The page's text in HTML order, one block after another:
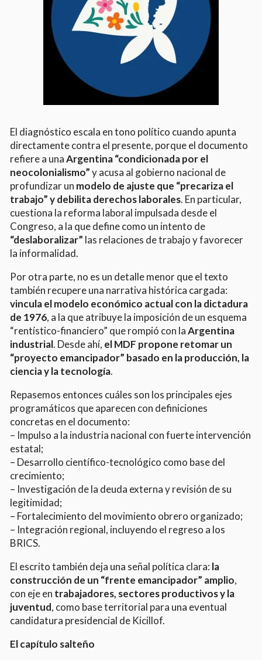
El diagnóstico escala en tono político cuando apunta
directamente contra el presente, porque el documento
refiere a unaArgentina “condicionada por el
neocolonialismo”y acusa al gobierno nacional de
profundizar un modelo de ajuste que “precariza el
trabajo” y debilita derechos laborales. En particular,
cuestiona la reforma laboral impulsada desde el
Congreso, a la que define como un intento de
“deslaboralizar” las relaciones de trabajo y favorecer
la informalidad.
Por otra parte, no es un detalle menor que el texto
también recupere una narrativa histórica cargada:
vincula el modelo económico actual con la dictadura
de 1976, a la que atribuye la imposición de un esquema
“rentístico-financiero” que rompió con laArgentina
industrial. Desde ahí, el MDF propone retomar un
“proyecto emancipador” basado en la producción, la
ciencia y la tecnología.
Repasemos entonces cuáles son los principales ejes
programáticos que aparecen con definiciones
concretas en el documento:
– Impulso a la industria nacional con fuerte intervención
estatal;
– Desarrollo científico-tecnológico como base del
crecimiento;
– Investigación de la deuda externa y revisión de su
legitimidad;
– Fortalecimiento del movimiento obrero organizado;
– Integración regional, incluyendo el regreso a los
BRICS.
El escrito también deja una señal política clara: la
construcción de un “frente emancipador” amplio,
con eje en trabajadores, sectores productivos y la
juventud, como base territorial para una eventual
candidatura presidencial de Kicillof.
El capítulo salteño